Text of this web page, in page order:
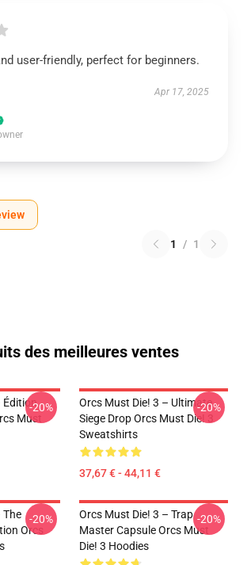
user-friendly, perfect for beginners.
Apr 17, 2025
1 / 1
des meilleures ventes
Édition
Must
-20%
Orcs Must Die! 3 – Ultimate
Siege Drop Orcs Must Die! 3
Sweatshirts
37,67 € - 44,11 €
-20%
The
Orcs
-20%
Orcs Must Die! 3 – Trap
Master Capsule Orcs Must
Die! 3 Hoodies
-20%